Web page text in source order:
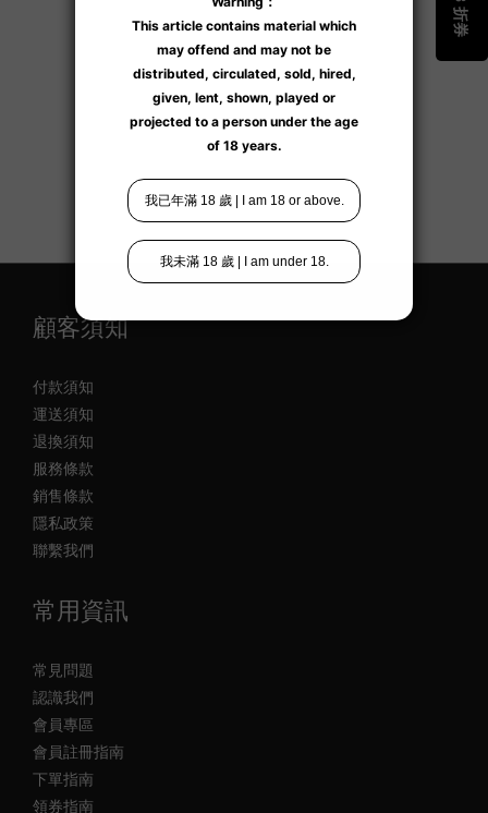
顧客須知
付款須知
運送須知
退換須知
服務條款
銷售條款
隱私政策
聯繫我們
常用資訊
常見問題
認識我們
會員專區
會員註冊指南
下單指南
領券指南